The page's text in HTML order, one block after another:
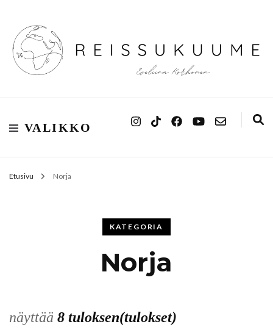
Reissukuume
VALIKKO
Etusivu Norja
KATEGORIA
Norja
näyttää 8 tuloksen(tulokset)